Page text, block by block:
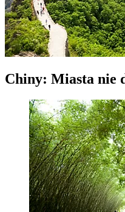
Chiny: Miasta nie